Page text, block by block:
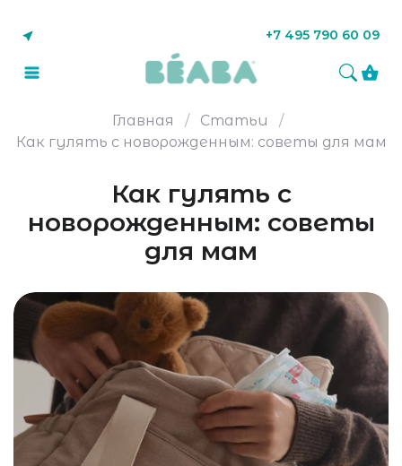
+7 495 790 60 09
Главная
Статьи
Как гулять с новорожденным: советы для мам
Как гулять с
новорожденным: советы
для мам